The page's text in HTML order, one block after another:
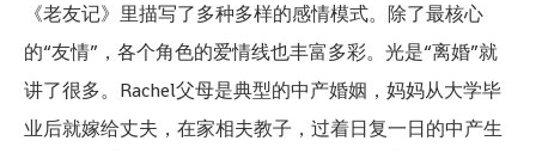
《老友记》里描写了多种多样的感情模式。除了最核心
的“友情”，各个角色的爱情线也丰富多彩。光是“离婚”就
讲了很多。Rachel父母是典型的中产婚姻，妈妈从大学毕
业后就嫁给丈夫，在家相夫教子，过着日复一日的中产生